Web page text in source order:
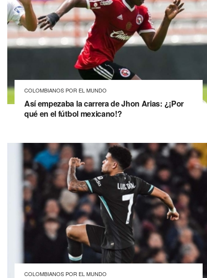
COLOMBIANOS POR EL MUNDO
Así empezaba la carrera de Jhon Arias: ¿¡Por
qué en el fútbol mexicano!?
COLOMBIANOS POR EL MUNDO